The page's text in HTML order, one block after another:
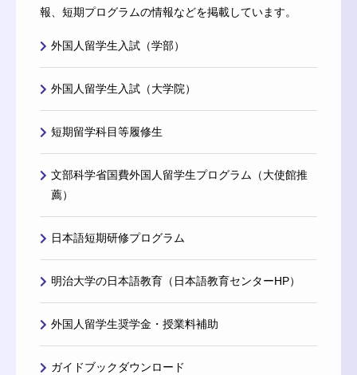
報、短期プログラムの情報などを掲載しています。
外国人留学生入試（学部）
外国人留学生入試（大学院）
短期留学科目等履修生
文部科学省国費外国人留学生プログラム（大使館推
薦）
日本語短期研修プログラム
明治大学の日本語教育（日本語教育センターHP）
外国人留学生奨学金・授業料補助
ガイドブックダウンロード